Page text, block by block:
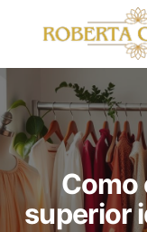
Como
superior